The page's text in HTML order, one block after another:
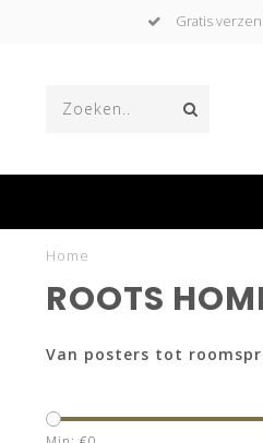
Gratis
Home
ROOTS
Van posters tot